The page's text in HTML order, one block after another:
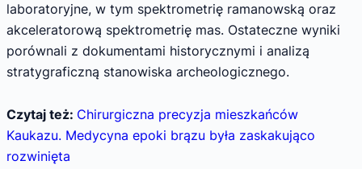
laboratoryjne, w tym spektrometrię ramanowską oraz
akceleratorową spektrometrię mas. Ostateczne wyniki
porównali z dokumentami historycznymi i analizą
stratygraficzną stanowiska archeologicznego.
Czytaj też: Chirurgiczna precyzja mieszkańców
Kaukazu. Medycyna epoki brązu była zaskakująco
rozwinięta